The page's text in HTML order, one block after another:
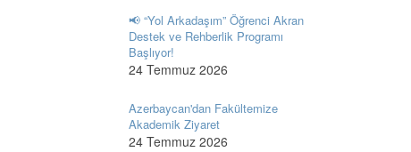
📢 “Yol Arkadaşım” Öğrenci Akran
Destek ve Rehberlik Programı
Başlıyor!
24 Temmuz 2026
Azerbaycan'dan Fakültemize
Akademik Ziyaret
24 Temmuz 2026